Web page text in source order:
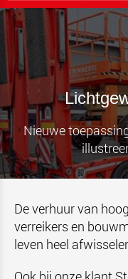
Nieuwe
De verhuur van
verreikers en
leven heel